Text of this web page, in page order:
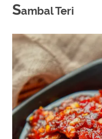
Sambal Teri